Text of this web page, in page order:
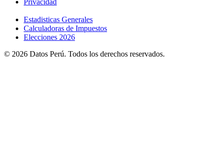
Estadisticas Generales
Calculadoras de Impuestos
Elecciones 2026
© 2026 Datos Perú. Todos los derechos reservados.